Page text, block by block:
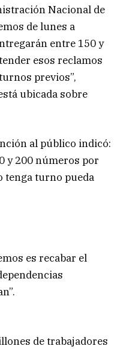
Nacional de
de lunes a
entre 150 y
esos reclamos
previos”,
ubicada sobre
al público indicó:
y 200 números por
tenga turno pueda
es recabar el
de trabajadores